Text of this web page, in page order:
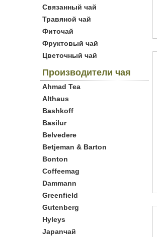
Связанный чай
Травяной чай
Фиточай
Фруктовый чай
Цветочный чай
Производители чая
Ahmad Tea
Althaus
Bashkoff
Basilur
Belvedere
Betjeman & Barton
Bonton
Coffeemag
Dammann
Greenfield
Gutenberg
Hyleys
Japanчай